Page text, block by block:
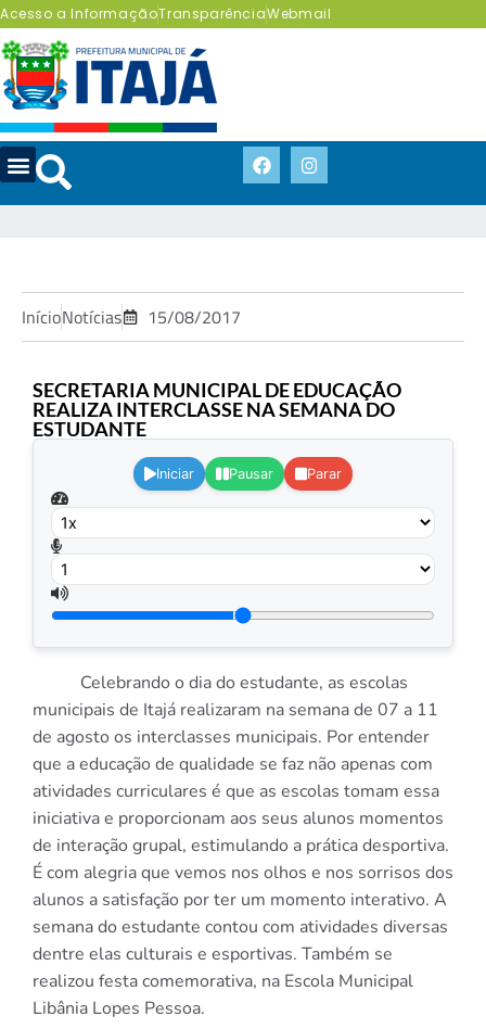
Acesso a InformaçãoTransparênciaWebmail
InícioNotícias 15/08/2017
SECRETARIA MUNICIPAL DE EDUCAÇÃO
REALIZA INTERCLASSE NA SEMANA DO
ESTUDANTE
Iniciar Pausar Parar
Celebrando o dia do estudante, as escolas
municipais de Itajá realizaram na semana de 07 a 11
de agosto os interclasses municipais. Por entender
que a educação de qualidade se faz não apenas com
atividades curriculares é que as escolas tomam essa
iniciativa e proporcionam aos seus alunos momentos
de interação grupal, estimulando a prática desportiva.
É com alegria que vemos nos olhos e nos sorrisos dos
alunos a satisfação por ter um momento interativo. A
semana do estudante contou com atividades diversas
dentre elas culturais e esportivas. Também se
realizou festa comemorativa, na Escola Municipal
Libânia Lopes Pessoa.